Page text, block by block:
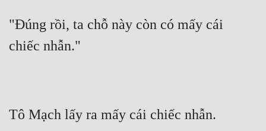
"Đúng rồi, ta chỗ này còn có mấy cái
chiếc nhẫn."
Tô Mạch lấy ra mấy cái chiếc nhẫn.